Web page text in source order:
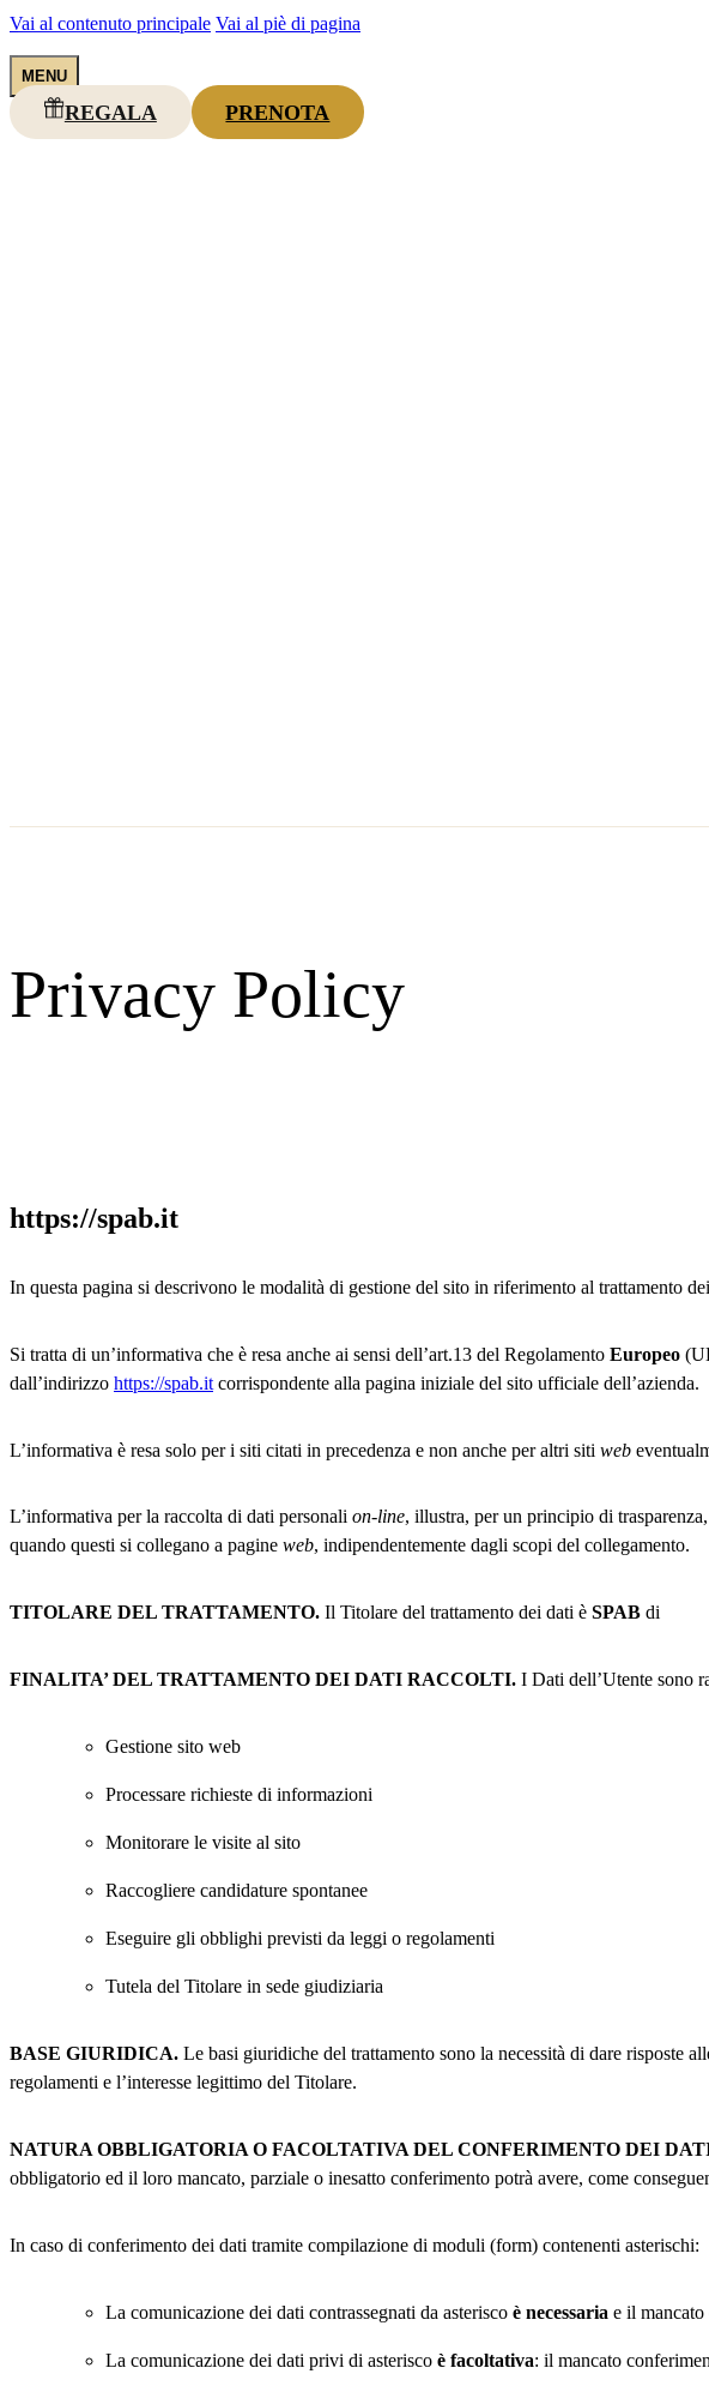
Vai al contenuto principale Vai al piè di pagina
REGALA PRENOTA
Privacy Policy
https://spab.it
In questa pagina si descrivono le modalità di gestione del sito in riferimento al trattamento
Si tratta di un’informativa che è resa anche ai sensi dell’art.13 del Regolamento Europeo
dall’indirizzo https://spab.it corrispondente alla pagina iniziale del sito ufficiale dell’azienda.
L’informativa è resa solo per i siti citati in precedenza e non anche per altri siti web
L’informativa per la raccolta di dati personali on-line, illustra, per un principio di
quando questi si collegano a pagine web, indipendentemente dagli scopi del collegamento.
TITOLARE DEL TRATTAMENTO. Il Titolare del trattamento dei dati è SPAB di
FINALITA’ DEL TRATTAMENTO DEI DATI RACCOLTI. I Dati dell’Utente sono
Gestione sito web
Processare richieste di informazioni
Monitorare le visite al sito
Raccogliere candidature spontanee
Eseguire gli obblighi previsti da leggi o regolamenti
Tutela del Titolare in sede giudiziaria
BASE GIURIDICA. Le basi giuridiche del trattamento sono la necessità di dare risposte
regolamenti e l’interesse legittimo del Titolare.
NATURA OBBLIGATORIA O FACOLTATIVA DEL CONFERIMENTO DEI
obbligatorio ed il loro mancato, parziale o inesatto conferimento potrà avere, come
In caso di conferimento dei dati tramite compilazione di moduli (form) contenenti asterischi:
La comunicazione dei dati contrassegnati da asterisco è necessaria e il
La comunicazione dei dati privi di asterisco è facoltativa: il mancato